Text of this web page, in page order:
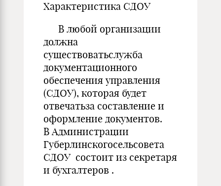
Характеристика СДОУ
В любой организации
должна
существоватьслужба
документационного
обеспечения управления
(СДОУ), которая будет
отвечатьза составление и
оформление документов.
В Администрации
Губерлинскогосельсовета
СДОУ состоит из секретаря
и бухгалтеров .